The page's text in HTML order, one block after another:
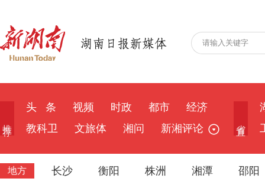
头 条 视频 时政 都市
经济
教科卫
文旅体 湘问 新湘评论
地方 长沙 衡阳 株洲 湘潭 邵阳